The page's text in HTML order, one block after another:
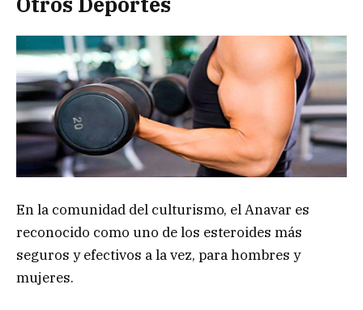
En la comunidad del culturismo, el Anavar es
reconocido como uno de los esteroides más
seguros y efectivos a la vez, para hombres y
mujeres.